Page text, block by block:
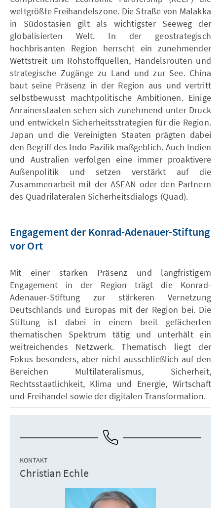
weltgrößte Freihandelszone. Die Straße von Malakka
in Südostasien gilt als wichtigster Seeweg der
globalisierten Welt. In der geostrategisch
hochbrisanten Region herrscht ein zunehmender
Wettstreit um Rohstoffquellen, Handelsrouten und
strategische Zugänge zu Land und zur See. China
baut seine Präsenz in der Region aus und vertritt
selbstbewusst machtpolitische Ambitionen. Einige
Anrainerstaaten sehen sich zunehmend unter Druck
und entwickeln Sicherheitsstrategien für die Region.
Japan und die Vereinigten Staaten prägten dabei
den Begriff des Indo-Pazifik maßgeblich. Auch Indien
und Australien verfolgen eine immer proaktivere
Außenpolitik und setzen verstärkt auf die
Zusammenarbeit mit der ASEAN oder den Partnern
des Quadrilateralen Sicherheitsdialogs (Quad).
Engagement der Konrad-Adenauer-Stiftung
vor Ort
Mit einer starken Präsenz und langfristigem
Engagement in der Region trägt die Konrad-
Adenauer-Stiftung zur stärkeren Vernetzung
Deutschlands und Europas mit der Region bei. Die
Stiftung ist dabei in einem breit gefächerten
thematischen Spektrum tätig und unterhält ein
weitreichendes Netzwerk. Thematisch liegt der
Fokus besonders, aber nicht ausschließlich auf den
Bereichen Multilateralismus, Sicherheit,
Rechtsstaatlichkeit, Klima und Energie, Wirtschaft
und Freihandel sowie der digitalen Transformation.
KONTAKT
Christian Echle